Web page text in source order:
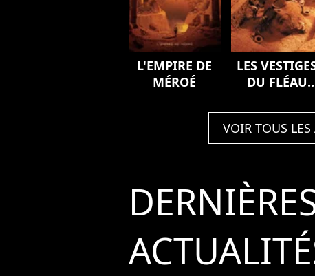
L'EMPIRE DE
MÉROÉ
LES
DU FLÉAU
deluxe)
VOIR TOUS